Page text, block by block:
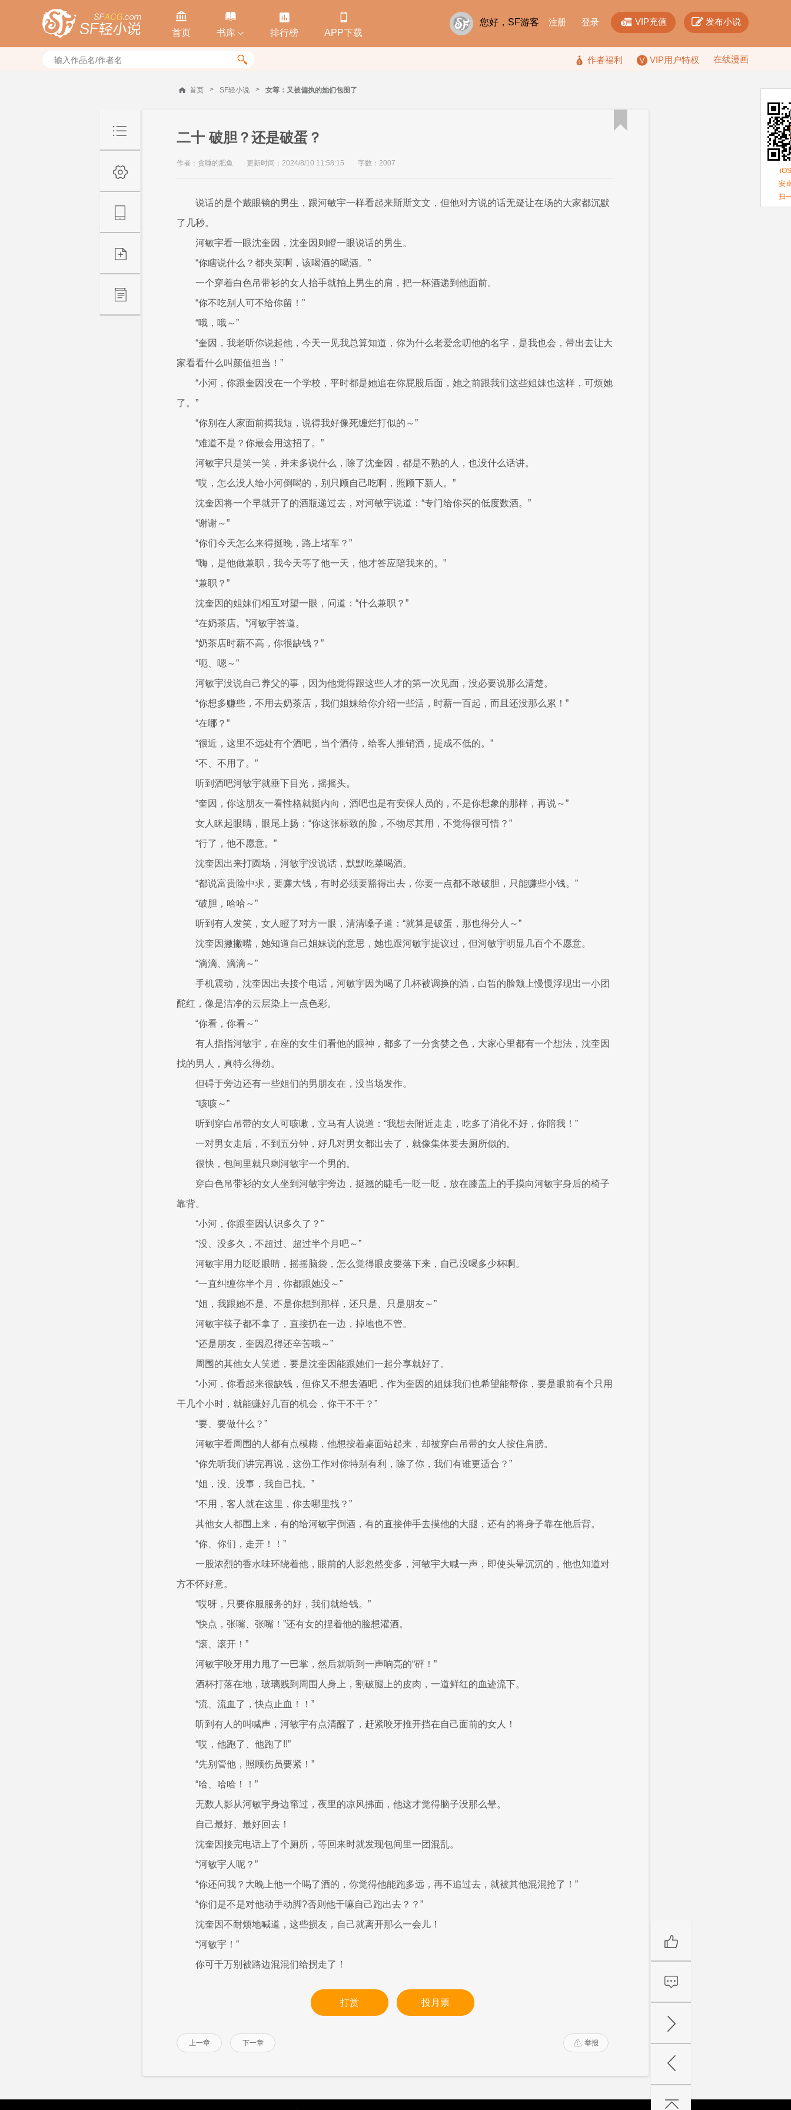

首页

书库 

排行榜

APP下载
您好，SF游客 注册 登录  VIP充值  发布小说
  作者福利 VIP用户特权 在线漫画
首页 > SF轻小说 > 女尊：又被偏执的她们包围了
二十 破胆？还是破蛋？
作者：贪睡的肥鱼 更新时间：2024/8/10 11:58:15 字数：2007
说话的是个戴眼镜的男生，跟河敏宇一样看起来斯斯文文，但他对方说的话无疑让在场的大家都沉默
了几秒。
河敏宇看一眼沈奎因，沈奎因则瞪一眼说话的男生。
“你瞎说什么？都夹菜啊，该喝酒的喝酒。”
一个穿着白色吊带衫的女人抬手就拍上男生的肩，把一杯酒递到他面前。
“你不吃别人可不给你留！”
“哦，哦～”
“奎因，我老听你说起他，今天一见我总算知道，你为什么老爱念叨他的名字，是我也会，带出去让大
家看看什么叫颜值担当！”
“小河，你跟奎因没在一个学校，平时都是她追在你屁股后面，她之前跟我们这些姐妹也这样，可烦她
了。”
“你别在人家面前揭我短，说得我好像死缠烂打似的～”
“难道不是？你最会用这招了。”
河敏宇只是笑一笑，并未多说什么，除了沈奎因，都是不熟的人，也没什么话讲。
“哎，怎么没人给小河倒喝的，别只顾自己吃啊，照顾下新人。”
沈奎因将一个早就开了的酒瓶递过去，对河敏宇说道：“专门给你买的低度数酒。”
“谢谢～”
“你们今天怎么来得挺晚，路上堵车？”
“嗨，是他做兼职，我今天等了他一天，他才答应陪我来的。”
“兼职？”
沈奎因的姐妹们相互对望一眼，问道：“什么兼职？”
“在奶茶店。”河敏宇答道。
“奶茶店时薪不高，你很缺钱？”
“呃、嗯～”
河敏宇没说自己养父的事，因为他觉得跟这些人才的第一次见面，没必要说那么清楚。
“你想多赚些，不用去奶茶店，我们姐妹给你介绍一些活，时薪一百起，而且还没那么累！”
“在哪？”
“很近，这里不远处有个酒吧，当个酒侍，给客人推销酒，提成不低的。”
“不、不用了。”
听到酒吧河敏宇就垂下目光，摇摇头。
“奎因，你这朋友一看性格就挺内向，酒吧也是有安保人员的，不是你想象的那样，再说～”
女人眯起眼睛，眼尾上扬：“你这张标致的脸，不物尽其用，不觉得很可惜？”
“行了，他不愿意。”
沈奎因出来打圆场，河敏宇没说话，默默吃菜喝酒。
“都说富贵险中求，要赚大钱，有时必须要豁得出去，你要一点都不敢破胆，只能赚些小钱。”
“破胆，哈哈～”
听到有人发笑，女人瞪了对方一眼，清清嗓子道：“就算是破蛋，那也得分人～”
沈奎因撇撇嘴，她知道自己姐妹说的意思，她也跟河敏宇提议过，但河敏宇明显几百个不愿意。
“滴滴、滴滴～”
手机震动，沈奎因出去接个电话，河敏宇因为喝了几杯被调换的酒，白皙的脸颊上慢慢浮现出一小团
酡红，像是洁净的云层染上一点色彩。
“你看，你看～”
有人指指河敏宇，在座的女生们看他的眼神，都多了一分贪婪之色，大家心里都有一个想法，沈奎因
找的男人，真特么得劲。
但碍于旁边还有一些姐们的男朋友在，没当场发作。
“咳咳～”
听到穿白吊带的女人可咳嗽，立马有人说道：“我想去附近走走，吃多了消化不好，你陪我！”
一对男女走后，不到五分钟，好几对男女都出去了，就像集体要去厕所似的。
很快，包间里就只剩河敏宇一个男的。
穿白色吊带衫的女人坐到河敏宇旁边，挺翘的睫毛一眨一眨，放在膝盖上的手摸向河敏宇身后的椅子
靠背。
“小河，你跟奎因认识多久了？”
“没、没多久，不超过、超过半个月吧～”
河敏宇用力眨眨眼睛，摇摇脑袋，怎么觉得眼皮要落下来，自己没喝多少杯啊。
“一直纠缠你半个月，你都跟她没～”
“姐，我跟她不是、不是你想到那样，还只是、只是朋友～”
河敏宇筷子都不拿了，直接扔在一边，掉地也不管。
“还是朋友，奎因忍得还辛苦哦～”
周围的其他女人笑道，要是沈奎因能跟她们一起分享就好了。
“小河，你看起来很缺钱，但你又不想去酒吧，作为奎因的姐妹我们也希望能帮你，要是眼前有个只用
干几个小时，就能赚好几百的机会，你干不干？”
“要、要做什么？”
河敏宇看周围的人都有点模糊，他想按着桌面站起来，却被穿白吊带的女人按住肩膀。
“你先听我们讲完再说，这份工作对你特别有利，除了你，我们有谁更适合？”
“姐，没、没事，我自己找。”
“不用，客人就在这里，你去哪里找？”
其他女人都围上来，有的给河敏宇倒酒，有的直接伸手去摸他的大腿，还有的将身子靠在他后背。
“你、你们，走开！！”
一股浓烈的香水味环绕着他，眼前的人影忽然变多，河敏宇大喊一声，即使头晕沉沉的，他也知道对
方不怀好意。
“哎呀，只要你服服务的好，我们就给钱。”
“快点，张嘴、张嘴！”还有女的捏着他的脸想灌酒。
“滚、滚开！”
河敏宇咬牙用力甩了一巴掌，然后就听到一声响亮的“砰！”
酒杯打落在地，玻璃贱到周围人身上，割破腿上的皮肉，一道鲜红的血迹流下。
“流、流血了，快点止血！！”
听到有人的叫喊声，河敏宇有点清醒了，赶紧咬牙推开挡在自己面前的女人！
“哎，他跑了、他跑了!!”
“先别管他，照顾伤员要紧！”
“哈、哈哈！！”
无数人影从河敏宇身边窜过，夜里的凉风拂面，他这才觉得脑子没那么晕。
自己最好、最好回去！
沈奎因接完电话上了个厕所，等回来时就发现包间里一团混乱。
“河敏宇人呢？”
“你还问我？大晚上他一个喝了酒的，你觉得他能跑多远，再不追过去，就被其他混混抢了！”
“你们是不是对他动手动脚?否则他干嘛自己跑出去？？”
沈奎因不耐烦地喊道，这些损友，自己就离开那么一会儿！
“河敏宇！”
你可千万别被路边混混们给拐走了！
打赏 投月票
上一章 下一章  举报

安
扫